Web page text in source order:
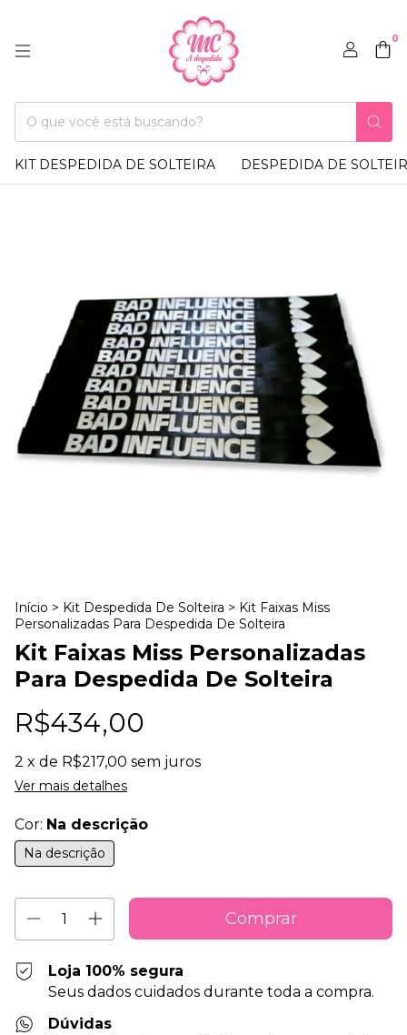
0
KIT DESPEDIDA DE SOLTEIRA DESPEDIDA DE
Início > Kit Despedida De Solteira > Kit Faixas Miss
Personalizadas Para Despedida De Solteira
Kit Faixas Miss Personalizadas
Para Despedida De Solteira
R$434,00
2 x de R$217,00 sem juros
Ver mais detalhes
Cor: Na descrição
Na descrição
Loja 100% segura
Seus dados cuidados durante toda a compra.
Dúvidas